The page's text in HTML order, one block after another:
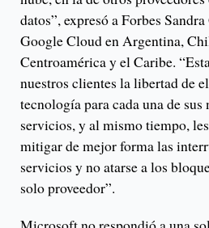
datos”, expresó a Forbes
Google Cloud en Argentina,
Centroamérica y el Caribe.
nuestros clientes la libertad de
tecnología para cada una de sus
servicios, y al mismo tiempo,
mitigar de mejor forma las
servicios y no atarse a los
solo proveedor”.